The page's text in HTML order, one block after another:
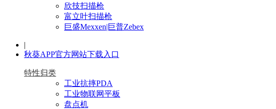
欣技扫描枪
富立叶扫描枪
巨盛Mexxen|巨普Zebex
|
秋葵APP官方网站下载入口
特性归类
工业抗摔PDA
工业物联网平板
盘点机